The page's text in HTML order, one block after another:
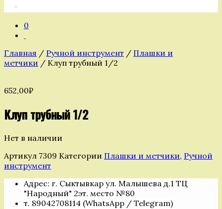
0
Главная / Ручной инструмент / Плашки и
метчики / Клуп трубный 1/2
652,00₽
Клуп трубный 1/2
Нет в наличии
Артикул 7309 Категории Плашки и метчики, Ручной
инструмент
Адрес: г. Сыктывкар ул. Малышева д.1 ТЦ
"Народный" 2эт. место №80
т. 89042708114 (WhatsApp / Telegram)